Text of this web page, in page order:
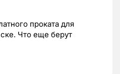
проката для
Что еще берут